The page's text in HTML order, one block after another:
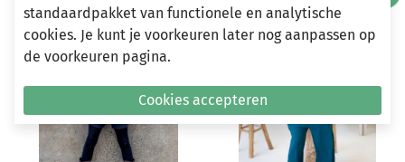
-75% -70%
standaardpakket van functionele en analytische
cookies. Je kunt je voorkeuren later nog aanpassen op
de voorkeuren pagina.
Cookies accepteren